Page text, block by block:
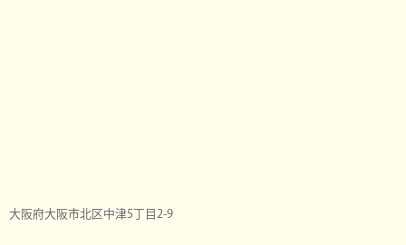
大阪府大阪市北区中津5丁目2-9